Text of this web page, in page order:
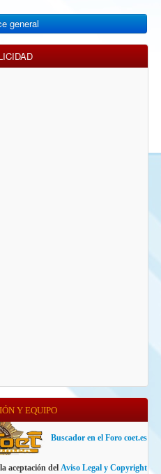
general
Y EQUIPO
Buscador en el Foro coet.es
aceptación del Aviso Legal y Copyright